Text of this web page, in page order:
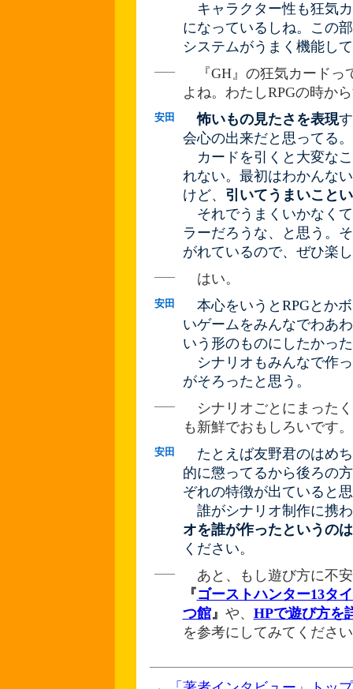
キャラクター性も狂気
になっているしね。この
システムがうまく機能し
――
『GH』の狂気カードっ
よね。わたしRPGの時か
安田 怖いもの見たさを表現
会心の出来だと思ってる。
カードを引くと大変な
れない。最初はわかんな
けど、 引いてうまいこと
それでうまくいかなく
ラーだろうな、と思う。
がれているので、ぜひ楽
―― はい。
安田
本心をいうとRPGとか
いゲームをみんなでわあ
いう形のものにしたかっ
シナリオもみんなで作
がそろったと思う。
――
シナリオごとにまった
も新鮮でおもしろいです。
安田
たとえば友野君のはめ
的に懲ってるから後ろの
ぞれの特徴が出ていると
誰がシナリオ制作に携
オを誰が作ったというの
ください。
――
あと、もし遊び方に不
『ゴーストハンター13タ
つ館』 や、 HPで遊び方を
を参考にしてみてくださ